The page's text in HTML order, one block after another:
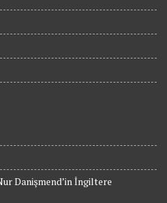
Danişmend’in İngiltere